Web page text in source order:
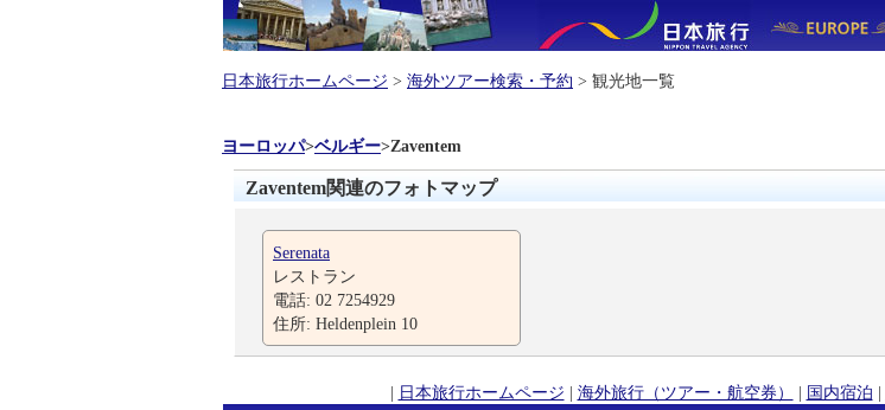
日本旅行ホームページ > 海外ツアー検索・予約 > 観光地一覧
ヨーロッパ>ベルギー>Zaventem
Zaventem関連のフォトマップ
Serenata
レストラン
電話: 02 7254929
住所: Heldenplein 10
| 日本旅行ホームページ | 海外旅行（ツアー・航空券） | 国内宿泊 |